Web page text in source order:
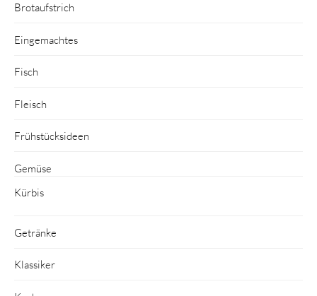
Brotaufstrich
Eingemachtes
Fisch
Fleisch
Frühstücksideen
Gemüse
Kürbis
Getränke
Klassiker